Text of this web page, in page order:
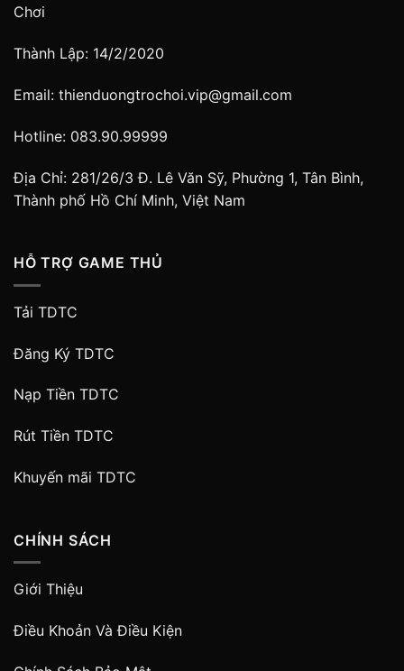
Chơi
Thành Lập: 14/2/2020
Email: thienduongtrochoi.vip@gmail.com
Hotline: 083.90.99999
Địa Chỉ: 281/26/3 Đ. Lê Văn Sỹ, Phường 1, Tân Bình,
Thành phố Hồ Chí Minh, Việt Nam
HỖ TRỢ GAME THỦ
Tải TDTC
Đăng Ký TDTC
Nạp Tiền TDTC
Rút Tiền TDTC
Khuyến mãi TDTC
CHÍNH SÁCH
Giới Thiệu
Điều Khoản Và Điều Kiện